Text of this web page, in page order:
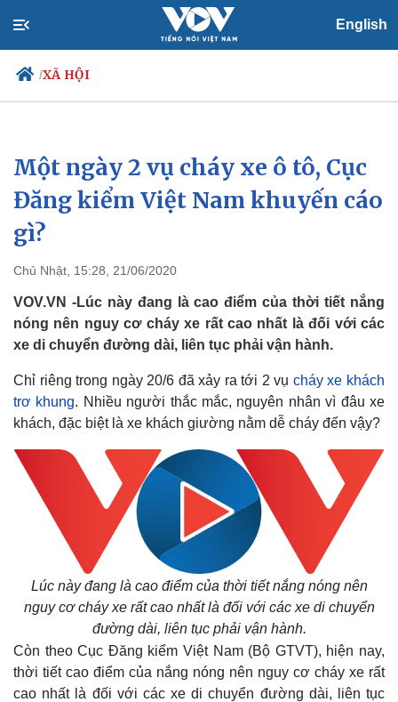
English
/XÃ HỘI
Chính trị
Đảng
Tổ chức nhân sự
Quốc hội
Nhận diện sự thật
Xã hội
Tin 24h
Dự báo thời tiết
Một ngày 2 vụ cháy xe ô tô, Cục
Đăng kiểm Việt Nam khuyến cáo
gì?
Chủ Nhật, 15:28, 21/06/2020
VOV.VN -Lúc này đang là cao điểm của thời tiết nắng
nóng nên nguy cơ cháy xe rất cao nhất là đối với các
xe di chuyển đường dài, liên tục phải vận hành.
Chỉ riêng trong ngày 20/6 đã xảy ra tới 2 vụ cháy xe khách
trơ khung. Nhiều người thắc mắc, nguyên nhân vì đâu xe
khách, đặc biệt là xe khách giường nằm dễ cháy đến vậy?
Lúc này đang là cao điểm của thời tiết nắng nóng nên
nguy cơ cháy xe rất cao nhất là đối với các xe di chuyển
đường dài, liên tục phải vận hành.
Còn theo Cục Đăng kiểm Việt Nam (Bộ GTVT), hiện nay,
thời tiết cao điểm của nắng nóng nên nguy cơ cháy xe rất
cao nhất là đối với các xe di chuyển đường dài, liên tục